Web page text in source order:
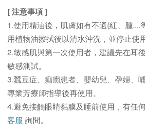
[ 注意事項 ]
1.使用精油後，肌膚如有不適(紅、腫....
用植物油擦拭後以清水沖洗，並停止使用
2.敏感肌與第一次使用者，建議先在耳
敏感測試。
3.蠶豆症、癲癇患者、嬰幼兒、孕婦、
專業芳療師指導後再使用。
4.避免接觸眼睛黏膜及睡前使用，有任
客服 詢問。